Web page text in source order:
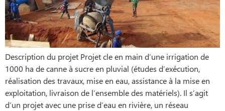
Description du projet Projet cle en main d’une irrigation de
1000 ha de canne à sucre en pluvial (études d’exécution,
réalisation des travaux, mise en eau, assistance à la mise en
exploitation, livraison de l’ensemble des matériels). Il s’agit
d’un projet avec une prise d’eau en rivière, un réseau